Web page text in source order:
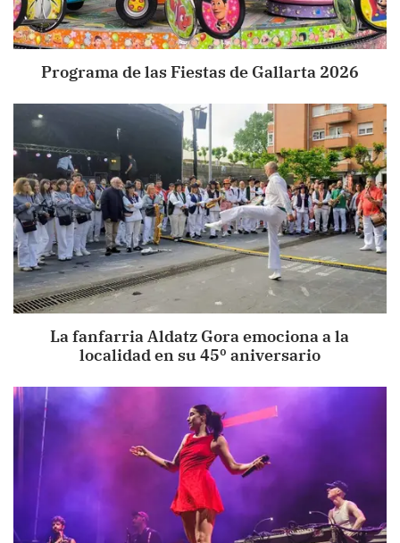
Programa de las Fiestas de Gallarta 2026
La fanfarria Aldatz Gora emociona a la
localidad en su 45º aniversario